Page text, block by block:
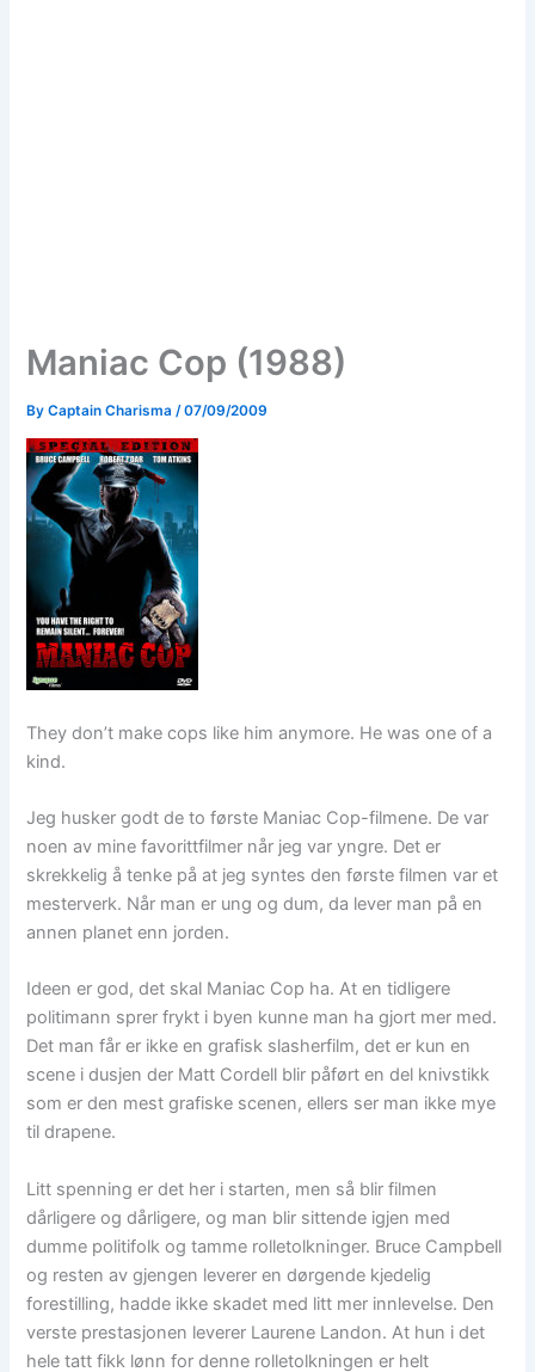
Maniac Cop (1988)
ByCaptain Charisma /07/09/2009
They don’t make cops like him anymore. He was one of a
kind.
Jeg husker godt de to første Maniac Cop-filmene. De var
noen av mine favorittfilmer når jeg var yngre. Det er
skrekkelig å tenke på at jeg syntes den første filmen var et
mesterverk. Når man er ung og dum, da lever man på en
annen planet enn jorden.
Ideen er god, det skal Maniac Cop ha. At en tidligere
politimann sprer frykt i byen kunne man ha gjort mer med.
Det man får er ikke en grafisk slasherfilm, det er kun en
scene i dusjen der Matt Cordell blir påført en del knivstikk
som er den mest grafiske scenen, ellers ser man ikke mye
til drapene.
Litt spenning er det her i starten, men så blir filmen
dårligere og dårligere, og man blir sittende igjen med
dumme politifolk og tamme rolletolkninger. Bruce Campbell
og resten av gjengen leverer en dørgende kjedelig
forestilling, hadde ikke skadet med litt mer innlevelse. Den
verste prestasjonen leverer Laurene Landon. At hun i det
hele tatt fikk lønn for denne rolletolkningen er helt